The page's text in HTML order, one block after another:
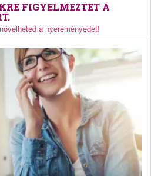
FIGYELMEZTET A
a nyereményedet!